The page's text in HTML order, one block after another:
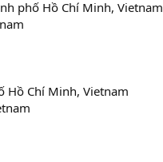
phố Hồ Chí Minh, Vietnam
Hồ Chí Minh, Vietnam